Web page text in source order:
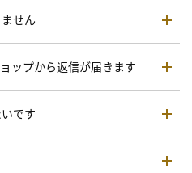
せん
ップから返信が届きます
です